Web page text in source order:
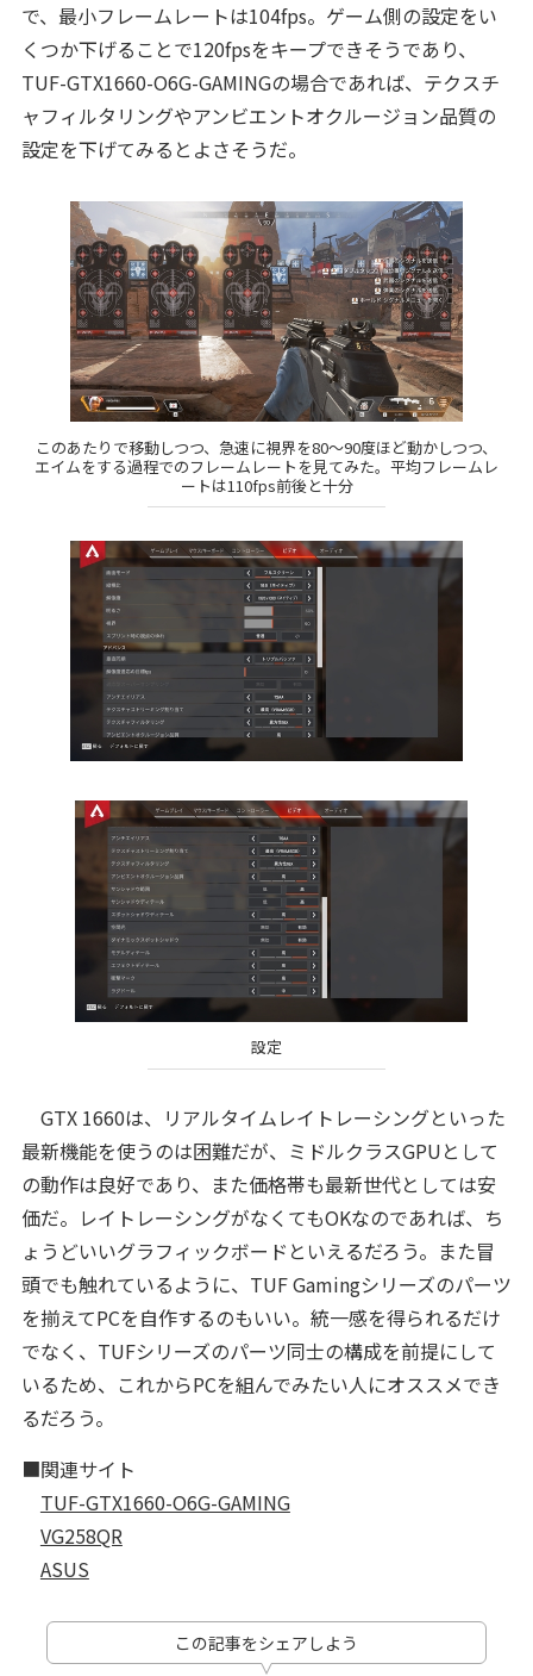
で、最小フレームレートは104fps。ゲーム側の設定をい
くつか下げることで120fpsをキープできそうであり、
TUF-GTX1660-O6G-GAMINGの場合であれば、テクスチ
ャフィルタリングやアンビエントオクルージョン品質の
設定を下げてみるとよさそうだ。
このあたりで移動しつつ、急速に視界を80〜90度ほど動かしつつ、
エイムをする過程でのフレームレートを見てみた。平均フレームレ
ートは110fps前後と十分
設定
GTX 1660は、リアルタイムレイトレーシングといった
最新機能を使うのは困難だが、ミドルクラスGPUとして
の動作は良好であり、また価格帯も最新世代としては安
価だ。レイトレーシングがなくてもOKなのであれば、ち
ょうどいいグラフィックボードといえるだろう。また冒
頭でも触れているように、TUF Gamingシリーズのパーツ
を揃えてPCを自作するのもいい。統一感を得られるだけ
でなく、TUFシリーズのパーツ同士の構成を前提にして
いるため、これからPCを組んでみたい人にオススメでき
るだろう。
■関連サイト
TUF-GTX1660-O6G-GAMING
VG258QR
ASUS
この記事をシェアしよう